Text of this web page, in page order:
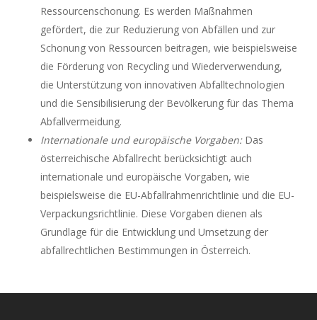
Ressourcenschonung. Es werden Maßnahmen
gefördert, die zur Reduzierung von Abfällen und zur
Schonung von Ressourcen beitragen, wie beispielsweise
die Förderung von Recycling und Wiederverwendung,
die Unterstützung von innovativen Abfalltechnologien
und die Sensibilisierung der Bevölkerung für das Thema
Abfallvermeidung.
Internationale und europäische Vorgaben:Das
österreichische Abfallrecht berücksichtigt auch
internationale und europäische Vorgaben, wie
beispielsweise die EU-Abfallrahmenrichtlinie und die EU-
Verpackungsrichtlinie. Diese Vorgaben dienen als
Grundlage für die Entwicklung und Umsetzung der
abfallrechtlichen Bestimmungen in Österreich.